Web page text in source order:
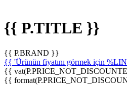
{{ P.TITLE }}
{{ P.BRAND }}
{{ 'Ürünün fiyatını görmek için
{{
{{